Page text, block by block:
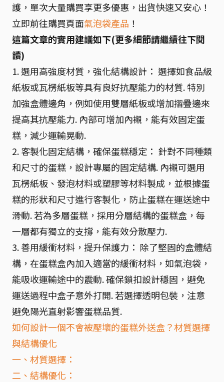
護，單次大量購買享更多優惠，出貨快速又安心！
立即前往購買頁面氣泡袋產品 ！
這篇文章的實用建議如下(更多細節請繼續往下閱
讀)
1. 選用高強度材質，強化結構設計： 選擇如食品級
紙板或瓦楞紙板等具有良好抗壓能力的材質. 特別
加強盒體邊角，例如使用雙層紙板或增加摺疊邊來
提高其抗壓能力. 內部可增加內襯，能有效固定蛋
糕，減少運輸晃動.
2. 客製化固定結構，確保蛋糕穩定： 針對不同種類
和尺寸的蛋糕，設計專屬的固定結構. 內襯可選用
瓦楞紙板、發泡材料或塑膠等材料製成，並根據蛋
糕的形狀和尺寸進行客製化，防止蛋糕在運送途中
滑動. 若為多層蛋糕，採用分層結構的蛋糕盒，每
一層都有獨立的支撐，能有效分散壓力.
3. 善用緩衝材料，提升保護力： 除了堅固的盒體結
構，在蛋糕盒內加入適當的緩衝材料，如氣泡袋，
能吸收運輸途中的震動. 確保鎖扣設計穩固，避免
運送過程中盒子意外打開. 若選擇透明包裝，注意
避免陽光直射影響蛋糕品質.
如何設計一個不會被壓壞的蛋糕外送盒？材質選擇
與結構優化
一、材質選擇：
二、結構優化：